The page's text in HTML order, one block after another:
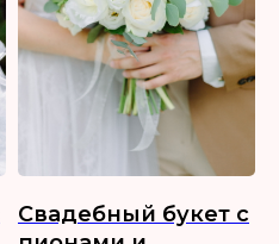
Свадебный букет с